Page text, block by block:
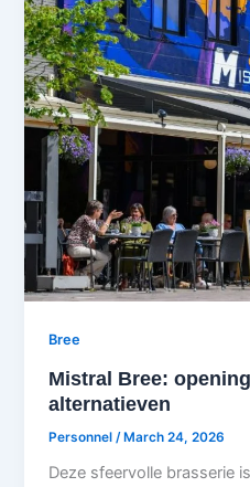
Bree
Mistral Bree:
alternatieven
Personnel /March 24, 2026
Deze sfeervolle brasserie